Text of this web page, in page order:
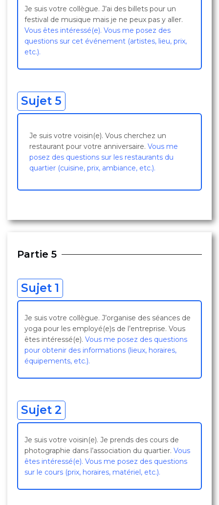
Je suis votre collègue. J’ai des billets pour un
festival de musique mais je ne peux pas y aller.
Vous êtes intéressé(e). Vous me posez des
questions sur cet événement (artistes, lieu, prix,
etc.).
Sujet 5
Je suis votre voisin(e). Vous cherchez un
restaurant pour votre anniversaire. Vous me
posez des questions sur les restaurants du
quartier (cuisine, prix, ambiance, etc.).
Partie 5
Sujet 1
Je suis votre collègue. J’organise des séances de
yoga pour les employé(e)s de l’entreprise. Vous
êtes intéressé(e). Vous me posez des questions
pour obtenir des informations (lieux, horaires,
équipements, etc.).
Sujet 2
Je suis votre voisin(e). Je prends des cours de
photographie dans l’association du quartier. Vous
êtes intéressé(e). Vous me posez des questions
sur le cours (prix, horaires, matériel, etc.).